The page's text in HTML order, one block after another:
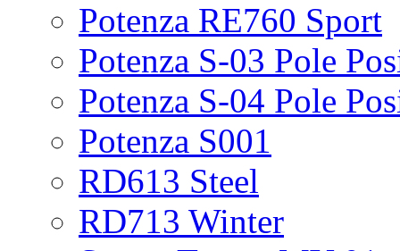
Potenza RE760 Sport
Potenza S-03 Pole
Potenza S-04 Pole
Potenza S001
RD613 Steel
RD713 Winter